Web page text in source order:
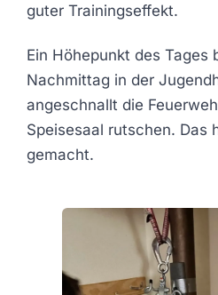
guter Trainingseffekt.
Ein Höhepunkt des Tages
Nachmittag in der
angeschnallt die
Speisesaal rutschen. Das
gemacht.